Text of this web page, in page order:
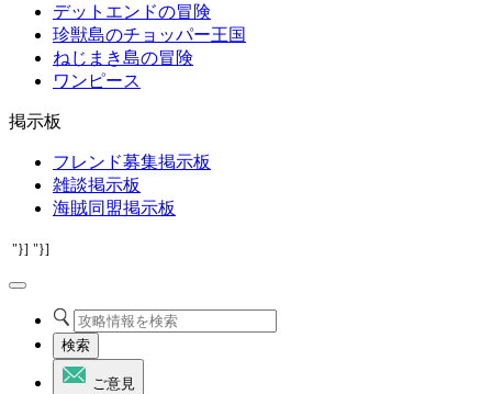
デットエンドの冒険
珍獣島のチョッパー王国
ねじまき島の冒険
ワンピース
掲示板
フレンド募集掲示板
雑談掲示板
海賊同盟掲示板
"}] "}]
検索
ご意見